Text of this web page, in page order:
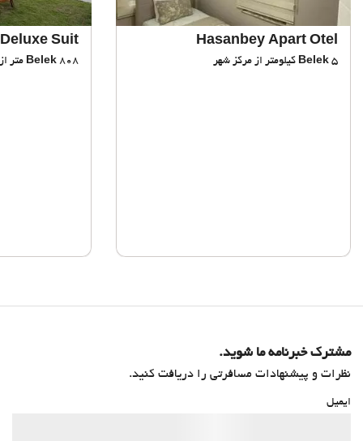
Hasanbey Apart Otel
Belek 5 کیلومتر از مرکز شهر
Suit
Belek 808 متر از مرکز شهر
مشترک خبرنامه ما شوید.
نظرات و پیشنهادات مسافرتی را دریافت کنید.
ایمیل